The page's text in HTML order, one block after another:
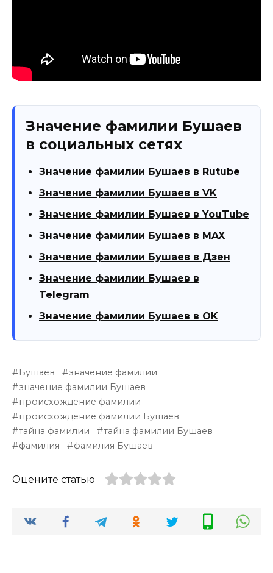
Значение фамилии Бушаев
в социальных сетях
Значение фамилии Бушаев в Rutube
Значение фамилии Бушаев в VK
Значение фамилии Бушаев в YouTube
Значение фамилии Бушаев в MAX
Значение фамилии Бушаев в Дзен
Значение фамилии Бушаев в
Telegram
Значение фамилии Бушаев в OK
Бушаев
значение фамилии
значение фамилии Бушаев
происхождение фамилии
происхождение фамилии Бушаев
тайна фамилии
тайна фамилии Бушаев
фамилия
фамилия Бушаев
Оцените статью